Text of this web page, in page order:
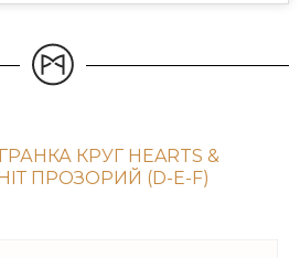
КРУГ HEARTS &
ПРОЗОРИЙ (D-E-F)